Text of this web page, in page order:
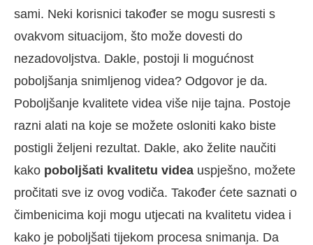
sami. Neki korisnici također se mogu susresti s
ovakvom situacijom, što može dovesti do
nezadovoljstva. Dakle, postoji li mogućnost
poboljšanja snimljenog videa? Odgovor je da.
Poboljšanje kvalitete videa više nije tajna. Postoje
razni alati na koje se možete osloniti kako biste
postigli željeni rezultat. Dakle, ako želite naučiti
kako poboljšati kvalitetu videa uspješno, možete
pročitati sve iz ovog vodiča. Također ćete saznati o
čimbenicima koji mogu utjecati na kvalitetu videa i
kako je poboljšati tijekom procesa snimanja. Da